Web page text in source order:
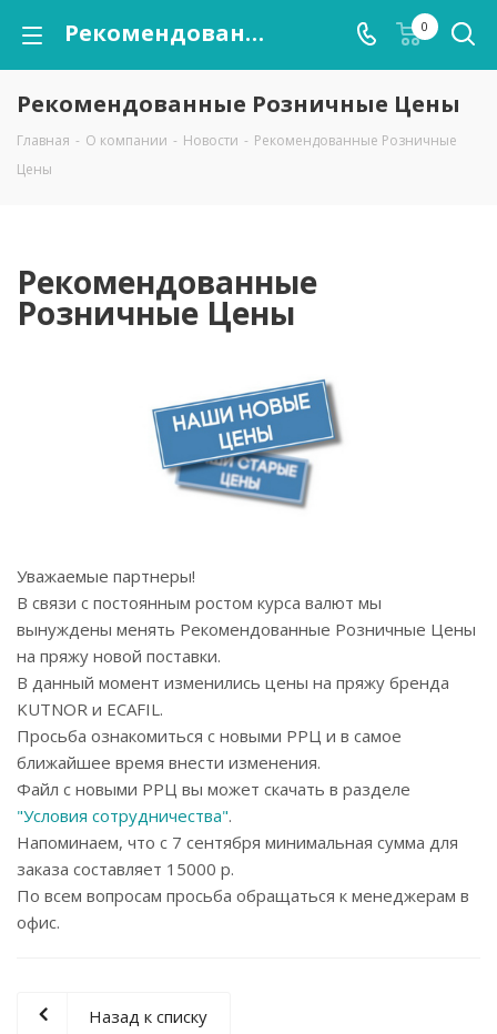
Рекомендованные Розничные Цены 0
Рекомендованные Розничные Цены
Главная - О компании - Новости - Рекомендованные Розничные
Цены
Рекомендованные
Розничные Цены
Уважаемые партнеры!
В связи с постоянным ростом курса валют мы
вынуждены менять Рекомендованные Розничные Цены
на пряжу новой поставки.
В данный момент изменились цены на пряжу бренда
KUTNOR и ECAFIL.
Просьба ознакомиться с новыми РРЦ и в самое
ближайшее время внести изменения.
Файл с новыми РРЦ вы может скачать в разделе
"Условия сотрудничества".
Напоминаем, что с 7 сентября минимальная сумма для
заказа составляет 15000 р.
По всем вопросам просьба обращаться к менеджерам в
офис.
Назад к списку